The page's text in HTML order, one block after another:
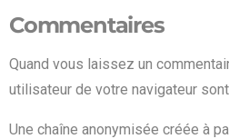
Commentaires
Quand vous laissez un
utilisateur de votre navigateur
Une chaîne anonymisée créée à